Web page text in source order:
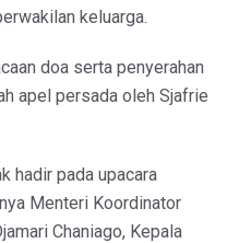
keluarga.
doa serta penyerahan
apel persada oleh Sjafrie
hadir pada upacara
Menteri Koordinator
Chaniago, Kepala